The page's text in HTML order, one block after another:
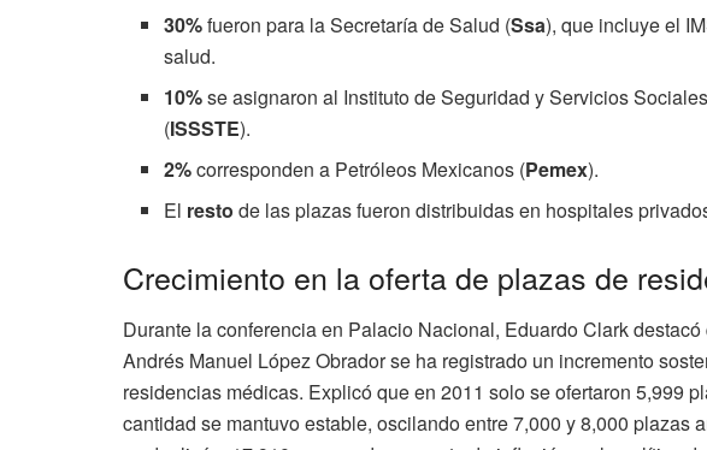
30%fueron para la Secretaría de Salud (Ssa), que incluye el
salud.
10%se asignaron al Instituto de Seguridad y Servicios
(ISSSTE).
2%corresponden a Petróleos Mexicanos (Pemex).
El resto de las plazas fueron distribuidas en hospitales
Crecimiento en la oferta de plazas de
Durante la conferencia en Palacio Nacional, Eduardo Clark
Andrés Manuel López Obrador se ha registrado un incremento
residencias médicas. Explicó que en 2011 solo se ofertaron 5,999
cantidad se mantuvo estable, oscilando entre 7,000 y 8,000 plazas